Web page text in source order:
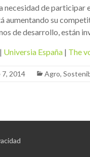
necesidad de participar
aumentando su
de desarrollo, están
| Universia España | The
2014 Agro,